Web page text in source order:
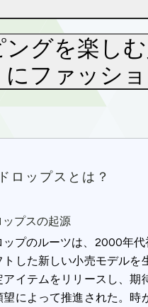
ングを楽し
にファッシ
ロップスとは？
プスの起源
プのルーツは、2000年
トした新しい小売モデル
アイテムをリリースし、
望によって推進された。